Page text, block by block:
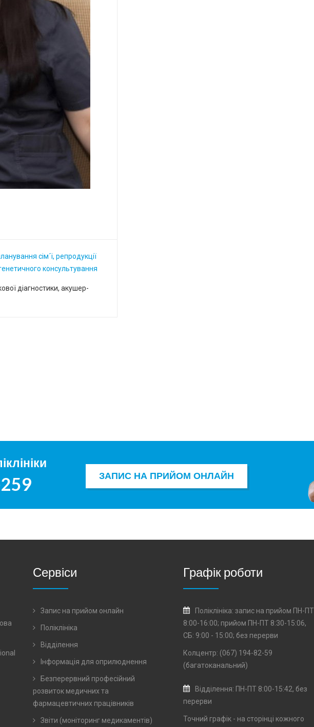
сім´ї, репродукції
консультування
діагностики, акушер-
ЗАПИС НА ПРИЙОМ ОНЛАЙН
Сервіси
Запис на прийом онлайн
Поліклініка
Відділення
Інформація для оприлюднення
Безперервний професійний
розвиток медичних та
фармацевтичних працівників
Звіти (моніторинг медикаментів)
Графік роботи
Поліклініка: запис на прийом ПН-ПТ
8:00-16:00; прийом ПН-ПТ 8:30-15:06,
СБ: 9:00 - 15:00; без перерви
Колцентр: (067) 194-82-59
(багатоканальний)
Відділення: ПН-ПТ 8:00-15:42, без
перерви
Точний графік - на сторінці кожного